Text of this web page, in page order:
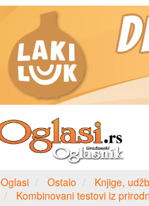
Oglasi Ostalo Knjige,
Kombinovani testovi iz